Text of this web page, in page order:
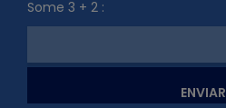
Some 3 + 2 :
ENVIAR